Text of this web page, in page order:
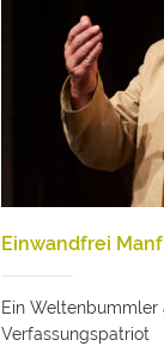
Einwandfrei
Ein Weltenbummler
Verfassungspatriot